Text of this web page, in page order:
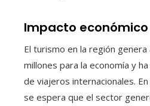
Impacto
El turismo en la región
millones para la economía y
de viajeros internacionales.
se espera que el sector